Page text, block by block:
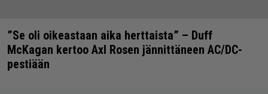
”Se oli oikeastaan aika herttaista” – Duff
McKagan kertoo Axl Rosen jännittäneen AC/DC-
pestiään